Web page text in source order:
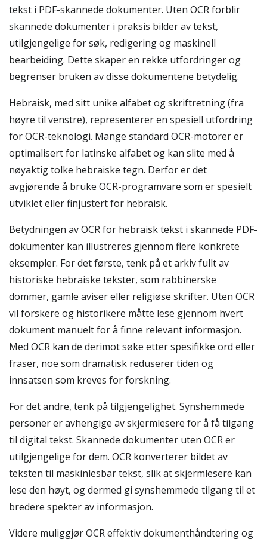
tekst i PDF-skannede dokumenter. Uten OCR forblir
skannede dokumenter i praksis bilder av tekst,
utilgjengelige for søk, redigering og maskinell
bearbeiding. Dette skaper en rekke utfordringer og
begrenser bruken av disse dokumentene betydelig.
Hebraisk, med sitt unike alfabet og skriftretning (fra
høyre til venstre), representerer en spesiell utfordring
for OCR-teknologi. Mange standard OCR-motorer er
optimalisert for latinske alfabet og kan slite med å
nøyaktig tolke hebraiske tegn. Derfor er det
avgjørende å bruke OCR-programvare som er spesielt
utviklet eller finjustert for hebraisk.
Betydningen av OCR for hebraisk tekst i skannede PDF-
dokumenter kan illustreres gjennom flere konkrete
eksempler. For det første, tenk på et arkiv fullt av
historiske hebraiske tekster, som rabbinerske
dommer, gamle aviser eller religiøse skrifter. Uten OCR
vil forskere og historikere måtte lese gjennom hvert
dokument manuelt for å finne relevant informasjon.
Med OCR kan de derimot søke etter spesifikke ord eller
fraser, noe som dramatisk reduserer tiden og
innsatsen som kreves for forskning.
For det andre, tenk på tilgjengelighet. Synshemmede
personer er avhengige av skjermlesere for å få tilgang
til digital tekst. Skannede dokumenter uten OCR er
utilgjengelige for dem. OCR konverterer bildet av
teksten til maskinlesbar tekst, slik at skjermlesere kan
lese den høyt, og dermed gi synshemmede tilgang til et
bredere spekter av informasjon.
Videre muliggjør OCR effektiv dokumenthåndtering og